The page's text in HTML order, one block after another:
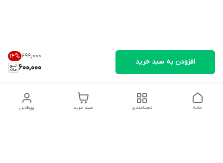
۶۹۹٬۰۰۰ 14%
600,000
افزودن به سبد خرید
پروفایل سبد خرید دسته‌بندی خانه